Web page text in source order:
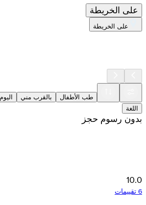
على الخريطة
على الخريطة
طب الأطفال بالقرب مني اليوم
اللغة
بدون رسوم حجز
10.0